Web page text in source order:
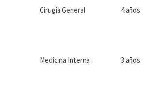
Cirugía General 4 años
Medicina Interna
3 años